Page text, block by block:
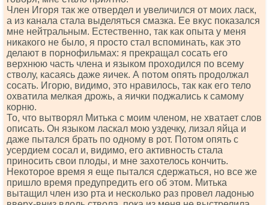
Член Игоря так же отвердел и увеличился от моих ласк,
а из канала стала выделяться смазка. Ее вкус показался
мне нейтральным. Естественно, так как опыта у меня
никакого не было, я просто стал вспоминать, как это
делают в порнофильмах: я прекращал сосать его
верхнюю часть члена и языком проходился по всему
стволу, касаясь даже яичек. А потом опять продолжал
сосать. Игорю, видимо, это нравилось, так как его тело
охватила мелкая дрожь, а яички поджались к самому
корню.
То, что вытворял Митька с моим членом, не хватает слов
описать. Он языком ласкал мою уздечку, лизал яйца и
даже пытался брать по одному в рот. Потом опять с
усердием сосал и, видимо, его активность стала
приносить свои плоды, и мне захотелось кончить.
Некоторое время я еще пытался сдержаться, но все же
пришло время предупредить его об этом. Митька
вытащил член изо рта и несколько раз провел ладонью